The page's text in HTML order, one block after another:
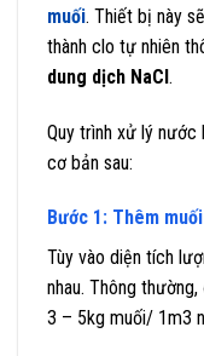
muối. Thiết bị này
thành clo tự nhiên
dung dịch NaCl.
Quy trình xử lý
cơ bản sau:
Bước 1: Thêm
Tùy vào diện tích
nhau. Thông
3 – 5kg muối/ 1m3